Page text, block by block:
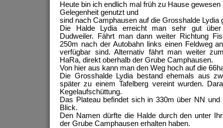
Heute bin ich endlich mal früh zu Hause
Gelegenheit genutzt und
sind nach Camphausen auf die Grosshalde Lydia
Die Halde Lydia erreicht man sehr gut
Dudweiler. Fährt man dann weiter Richtung
250m nach der Autobahn links einen Feldweg
verfügbar sind. Alternativ fährt man weiter
HaRa, direkt oberhalb der Grube Camphausen.
Von hier aus kann man den Weg hoch auf die
Die Grosshalde Lydia bestand ehemals aus
später zu einem Tafelberg vereint wurden.
Kegelaufschüttung.
Das Plateau befindet sich in 330m über NN und
Blick.
Den Namen dürfte die Halde durch den unter
der Grube Camphausen erhalten haben.